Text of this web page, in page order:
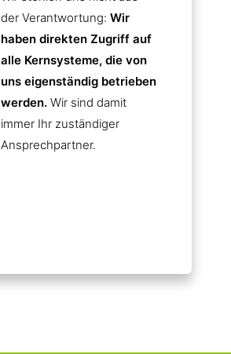
der Verantwortung: Wir
haben direkten Zugriff auf
alle Kernsysteme, die von
uns eigenständig betrieben
werden.Wir sind damit
immer Ihr zuständiger
Ansprechpartner.